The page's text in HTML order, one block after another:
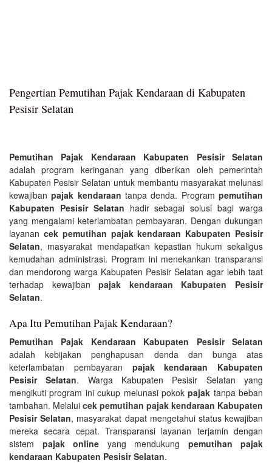
Pengertian Pemutihan Pajak Kendaraan di Kabupaten
Pesisir Selatan
Pemutihan Pajak Kendaraan Kabupaten Pesisir Selatan
adalah program keringanan yang diberikan oleh pemerintah
Kabupaten Pesisir Selatan untuk membantu masyarakat melunasi
kewajibanpajak kendaraan tanpa denda. Programpemutihan
Kabupaten Pesisir Selatan hadir sebagai solusi bagi warga
yang mengalami keterlambatan pembayaran. Dengan dukungan
layanan cek pemutihan pajak kendaraan Kabupaten Pesisir
Selatan, masyarakat mendapatkan kepastian hukum sekaligus
kemudahan administrasi. Program ini menekankan transparansi
dan mendorong warga Kabupaten Pesisir Selatan agar lebih taat
terhadap kewajibanpajak kendaraan Kabupaten Pesisir
Selatan.
Apa Itu Pemutihan Pajak Kendaraan?
Pemutihan Pajak Kendaraan Kabupaten Pesisir Selatan
adalah kebijakan penghapusan denda dan bunga atas
keterlambatan pembayaran pajak kendaraan Kabupaten
Pesisir Selatan. Warga Kabupaten Pesisir Selatan yang
mengikuti program ini cukup melunasi pokokpajak tanpa beban
tambahan. Melalui cek pemutihan pajak kendaraan Kabupaten
Pesisir Selatan, masyarakat dapat mengetahui status kewajiban
mereka secara cepat. Transparansi layanan terjamin dengan
sistem pajak online yang mendukung pemutihan pajak
kendaraan Kabupaten Pesisir Selatan.